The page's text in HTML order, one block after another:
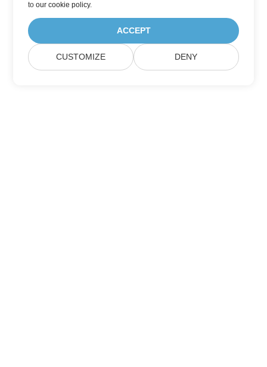
toour cookie policy.
ACCEPT
CUSTOMIZE DENY